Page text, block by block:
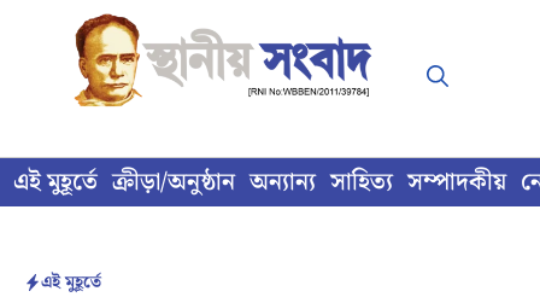
content
এই মুহূর্তে ক্রীড়া/অনুষ্ঠান অন্যান্য সাহিত্য সম্পাদকীয়
এই মুহূর্তে